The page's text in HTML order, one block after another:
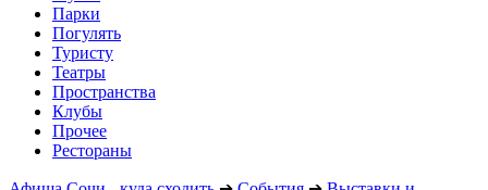
Парки
Погулять
Туристу
Театры
Пространства
Клубы
Прочее
Рестораны